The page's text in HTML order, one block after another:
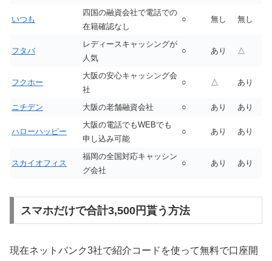
いつも
四国の融資会社で電話での
在籍確認なし
○ 無し 無し
フタバ
レディースキャッシングが
人気
○ あり △
フクホー
大阪の安心キャッシング会
社
○ △ あり
ニチデン 大阪の老舗融資会社 ○ あり あり
ハローハッピー
大阪の電話でもWEBでも
申し込み可能
○ あり あり
スカイオフィス
福岡の全国対応キャッシン
グ会社
○ あり あり
スマホだけで合計3,500円貰う方法
現在ネットバンク3社で紹介コードを使って無料で口座開